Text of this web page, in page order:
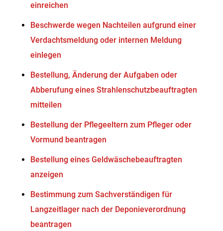
einreichen
Beschwerde wegen Nachteilen aufgrund einer
Verdachtsmeldung oder internen Meldung
einlegen
Bestellung, Änderung der Aufgaben oder
Abberufung eines Strahlenschutzbeauftragten
mitteilen
Bestellung der Pflegeeltern zum Pfleger oder
Vormund beantragen
Bestellung eines Geldwäschebeauftragten
anzeigen
Bestimmung zum Sachverständigen für
Langzeitlager nach der Deponieverordnung
beantragen